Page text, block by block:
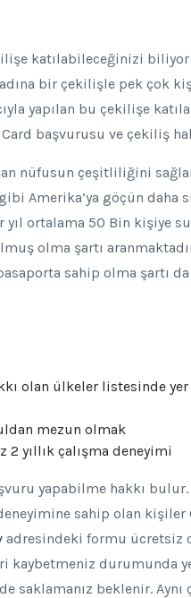
katılabileceğinizi
bir çekilişle pek çok
yapılan bu çekilişe
başvurusu ve çekiliş
nüfusun çeşitliliğini
Amerika’ya göçün daha
ortalama 50 Bin kişiye
olma şartı
sahip olma şartı
olan ülkeler listesinde
mezun olmak
yıllık çalışma deneyimi
yapabilme hakkı bulur.
sahip olan
adresindeki formu ücretsiz
durumunda
saklamanız beklenir.